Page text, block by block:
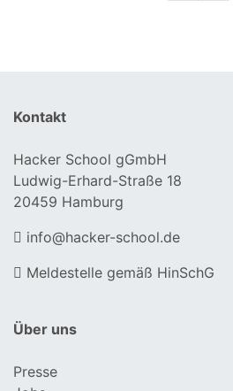
Kontakt
Hacker School gGmbH
Ludwig-Erhard-Straße 18
20459 Hamburg
info@hacker-school.de
Meldestelle gemäß HinSchG
Über uns
Presse